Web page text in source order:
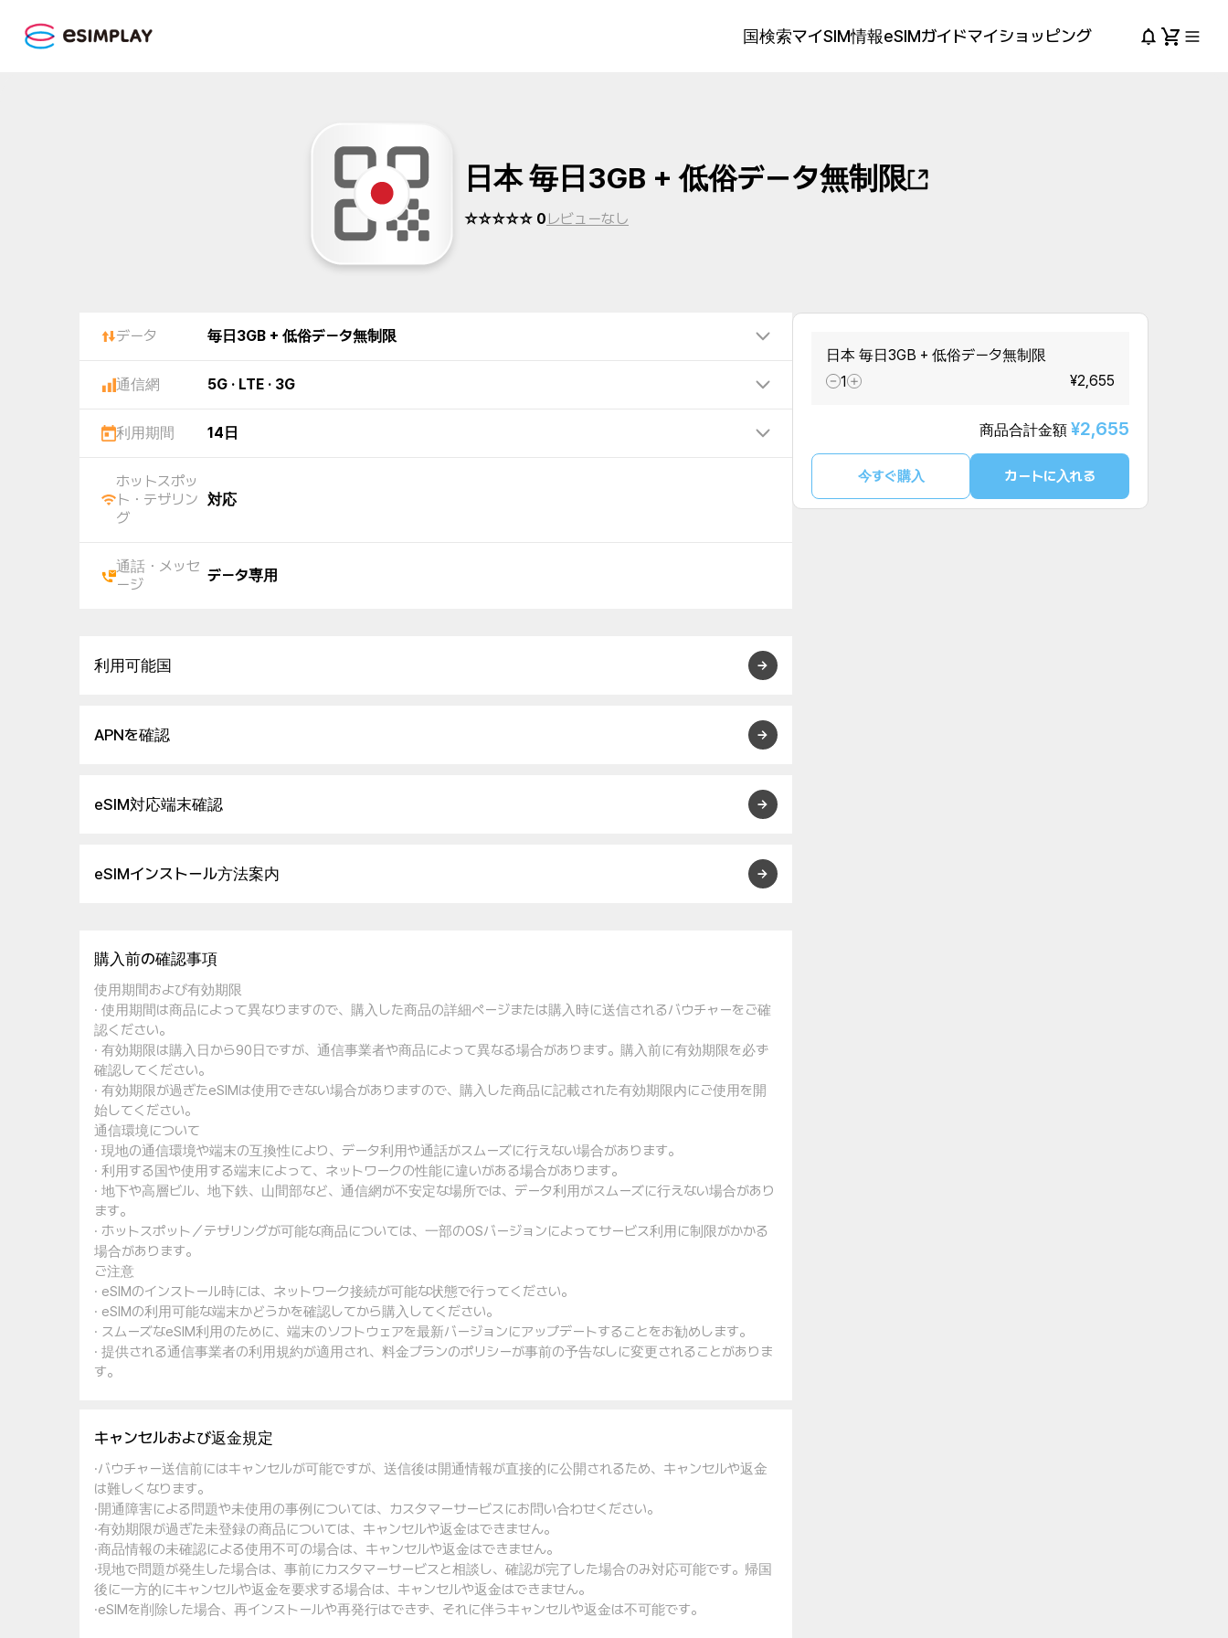
国検索マイSIM情報eSIMガイドマイショッピング
日本 毎日3GB + 低俗データ無制限
☆☆☆☆☆ 0 レビューなし
データ 毎日3GB + 低俗データ無制限
通信網 5G · LTE · 3G
利用期間 14日
ホットスポッ
ト・テザリン
グ
対応
通話・メッセ
ージ
データ専用
利用可能国
APNを確認
eSIM対応端末確認
eSIMインストール方法案内
購入前の確認事項
使用期間および有効期限
· 使用期間は商品によって異なりますので、購入した商品の詳細ページまたは購入時に送信されるバウチャーをご確
認ください。
· 有効期限は購入日から90日ですが、通信事業者や商品によって異なる場合があります。購入前に有効期限を必ず
確認してください。
· 有効期限が過ぎたeSIMは使用できない場合がありますので、購入した商品に記載された有効期限内にご使用を開
始してください。
通信環境について
· 現地の通信環境や端末の互換性により、データ利用や通話がスムーズに行えない場合があります。
· 利用する国や使用する端末によって、ネットワークの性能に違いがある場合があります。
· 地下や高層ビル、地下鉄、山間部など、通信網が不安定な場所では、データ利用がスムーズに行えない場合があり
ます。
· ホットスポット／テザリングが可能な商品については、一部のOSバージョンによってサービス利用に制限がかかる
場合があります。
ご注意
· eSIMのインストール時には、ネットワーク接続が可能な状態で行ってください。
· eSIMの利用可能な端末かどうかを確認してから購入してください。
· スムーズなeSIM利用のために、端末のソフトウェアを最新バージョンにアップデートすることをお勧めします。
· 提供される通信事業者の利用規約が適用され、料金プランのポリシーが事前の予告なしに変更されることがありま
す。
キャンセルおよび返金規定
·バウチャー送信前にはキャンセルが可能ですが、送信後は開通情報が直接的に公開されるため、キャンセルや返金
は難しくなります。
·開通障害による問題や未使用の事例については、カスタマーサービスにお問い合わせください。
·有効期限が過ぎた未登録の商品については、キャンセルや返金はできません。
·商品情報の未確認による使用不可の場合は、キャンセルや返金はできません。
·現地で問題が発生した場合は、事前にカスタマーサービスと相談し、確認が完了した場合のみ対応可能です。帰国
後に一方的にキャンセルや返金を要求する場合は、キャンセルや返金はできません。
·eSIMを削除した場合、再インストールや再発行はできず、それに伴うキャンセルや返金は不可能です。
日本 毎日3GB + 低俗データ無制限
1
¥2,655
商品合計金額 ¥2,655
今すぐ購入 カートに入れる